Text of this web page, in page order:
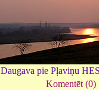
Daugava pie Pļaviņu
Komentēt (0)